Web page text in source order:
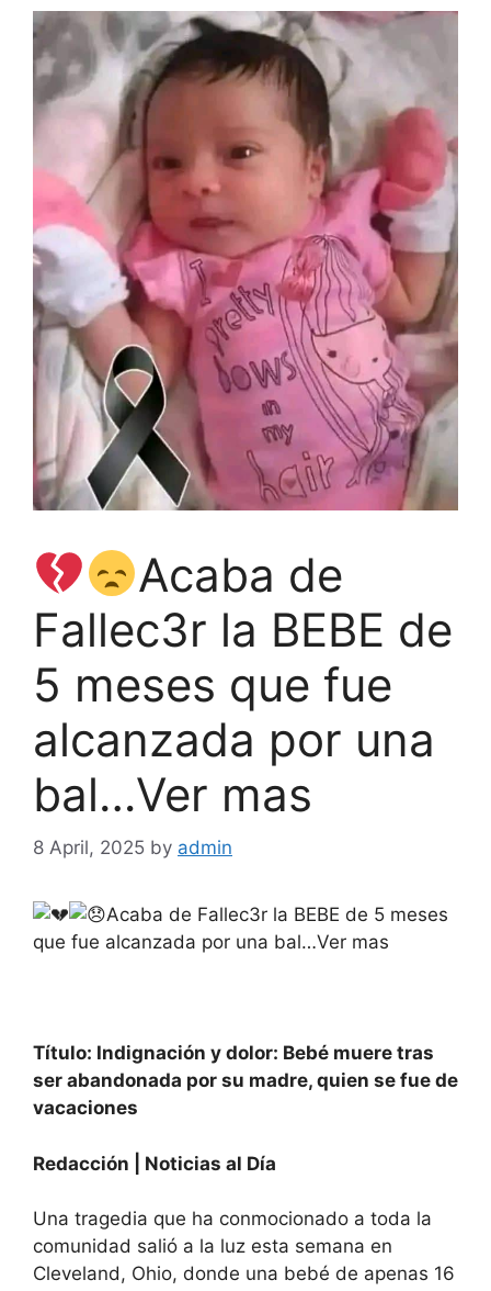
Acaba de
Fallec3r la BEBE de
5 meses que fue
alcanzada por una
bal…Ver mas
8 April, 2025 by admin
Acaba de Fallec3r la BEBE de 5 meses
que fue alcanzada por una bal…Ver mas
Título: Indignación y dolor: Bebé muere tras
ser abandonada por su madre, quien se fue de
vacaciones
Redacción | Noticias al Día
Una tragedia que ha conmocionado a toda la
comunidad salió a la luz esta semana en
Cleveland, Ohio, donde una bebé de apenas 16